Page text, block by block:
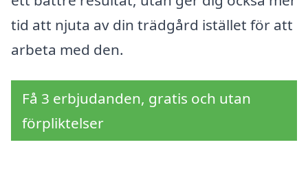
tid att njuta av din trädgård istället för att
arbeta med den.
Få 3 erbjudanden, gratis och utan
förpliktelser